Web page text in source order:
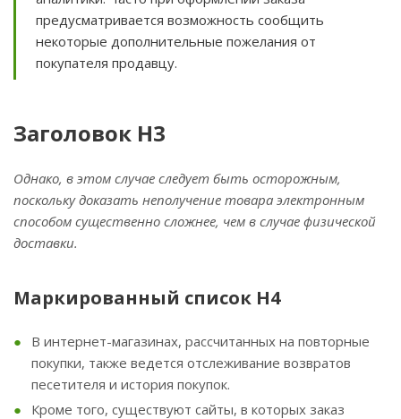
предусматривается возможность сообщить
некоторые дополнительные пожелания от
покупателя продавцу.
Заголовок H3
Однако, в этом случае следует быть осторожным,
поскольку доказать неполучение товара электронным
способом существенно сложнее, чем в случае физической
доставки.
Маркированный список H4
В интернет-магазинах, рассчитанных на повторные
покупки, также ведется отслеживание возвратов
песетителя и история покупок.
Кроме того, существуют сайты, в которых заказ